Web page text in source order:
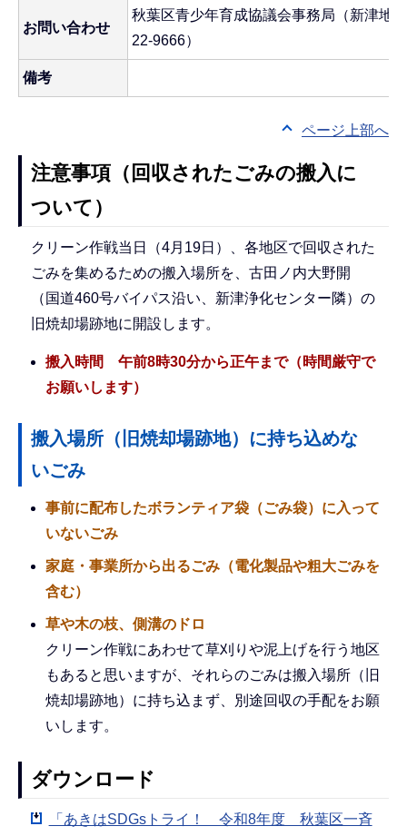
お問い合わせ
秋葉区青少年育成協議会事務局（新津地
22-9666）
備考
ページ上部へ
注意事項（回収されたごみの搬入に
ついて）
クリーン作戦当日（4月19日）、各地区で回収された
ごみを集めるための搬入場所を、古田ノ内大野開
（国道460号バイパス沿い、新津浄化センター隣）の
旧焼却場跡地に開設します。
搬入時間 午前8時30分から正午まで（時間厳守で
お願いします）
搬入場所（旧焼却場跡地）に持ち込めな
いごみ
事前に配布したボランティア袋（ごみ袋）に入って
いないごみ
家庭・事業所から出るごみ（電化製品や粗大ごみを
含む）
草や木の枝、側溝のドロ
クリーン作戦にあわせて草刈りや泥上げを行う地区
もあると思いますが、それらのごみは搬入場所（旧
焼却場跡地）に持ち込まず、別途回収の手配をお願
いします。
ダウンロード
「あきはSDGsトライ！ 令和8年度 秋葉区一斉